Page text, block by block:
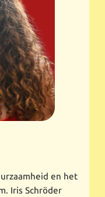
en het
Iris Schröder